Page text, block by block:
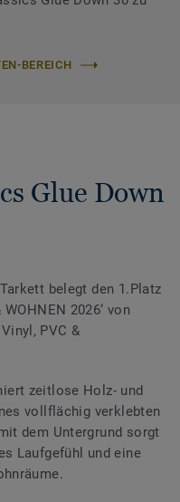
BEREICH
Glue Down
belegt den 1.Platz
2026‘ von
PVC &
zeitlose Holz- und
vollflächig verklebten
dem Untergrund sorgt
Laufgefühl und eine